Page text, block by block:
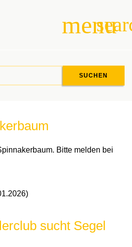
menu
SUCHEN
Bitte melden bei
sucht Segel